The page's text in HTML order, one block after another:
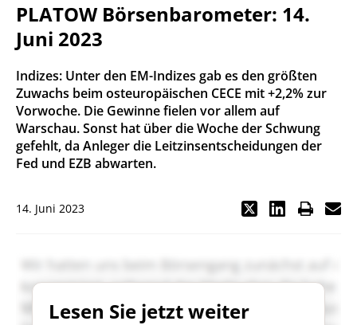
PLATOW Börsenbarometer: 14.
Juni 2023
Indizes: Unter den EM-Indizes gab es den größten
Zuwachs beim osteuropäischen CECE mit +2,2% zur
Vorwoche. Die Gewinne fielen vor allem auf
Warschau. Sonst hat über die Woche der Schwung
gefehlt, da Anleger die Leitzinsentscheidungen der
Fed und EZB abwarten.
14. Juni 2023
Lesen Sie jetzt weiter